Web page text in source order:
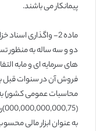
پیمانکار می باشند.
ماده 2- واگذاری
دو و سه ساله به منظور
های سرمایه ای و مابه
محاسبات عمومی کشور)
به عنوان ابزار مالی